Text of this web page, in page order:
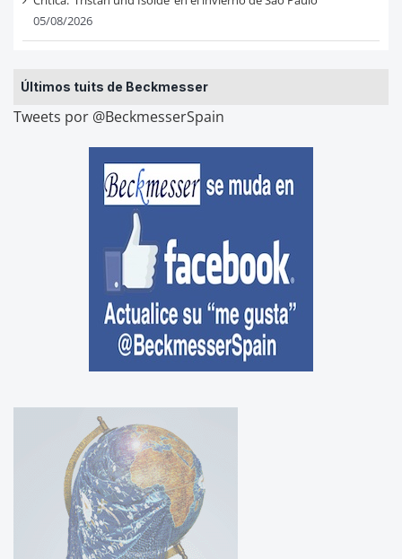
05/08/2026
Últimos tuits de Beckmesser
Tweets por @BeckmesserSpain